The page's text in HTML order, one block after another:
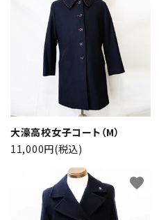
大濠高校女子コート（M）
11,000円(税込)
favorite